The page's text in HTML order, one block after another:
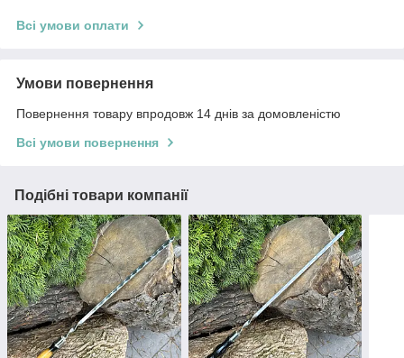
Всі умови оплати
Умови повернення
Повернення товару впродовж 14 днів за домовленістю
Всі умови повернення
Подібні товари компанії